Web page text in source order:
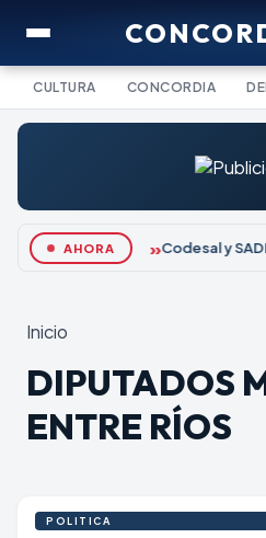
CULTURA CONCORDIA
AHORA Codesal y
Inicio
DIPUTADOS
ENTRE RÍOS
POLITICA